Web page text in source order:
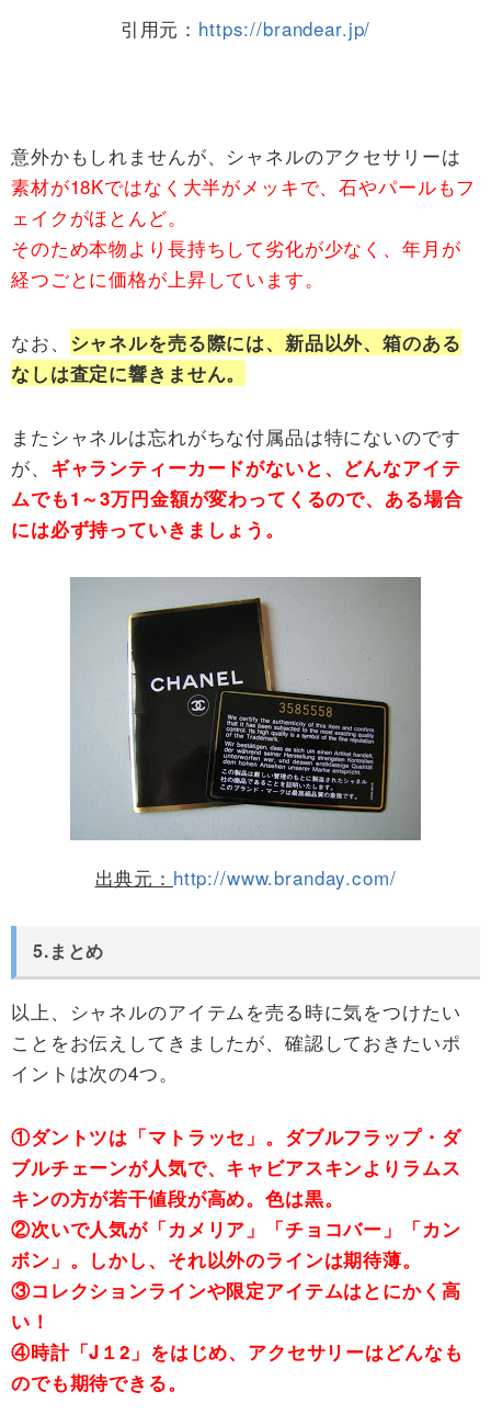
引用元： https://brandear.jp/
意外かもしれませんが、シャネルのアクセサリーは
素材が18Kではなく大半がメッキで、石やパールもフ
ェイクがほとんど。
そのため本物より長持ちして劣化が少なく、年月が
経つごとに価格が上昇しています。
なお、 シャネルを売る際には、新品以外、箱のある
なしは査定に響きません。
またシャネルは忘れがちな付属品は特にないのです
が、 ギャランティーカードがないと、どんなアイテ
ムでも1～3万円金額が変わってくるので、ある場合
には必ず持っていきましょう。
出典元： http://www.branday.com/
5.まとめ
以上、シャネルのアイテムを売る時に気をつけたい
ことをお伝えしてきましたが、確認しておきたいポ
イントは次の4つ。
①ダントツは「マトラッセ」。ダブルフラップ・ダ
ブルチェーンが人気で、キャビアスキンよりラムス
キンの方が若干値段が高め。色は黒。
②次いで人気が「カメリア」「チョコバー」「カン
ボン」。しかし、それ以外のラインは期待薄。
③コレクションラインや限定アイテムはとにかく高
い！
④時計「J１2」をはじめ、アクセサリーはどんなも
のでも期待できる。